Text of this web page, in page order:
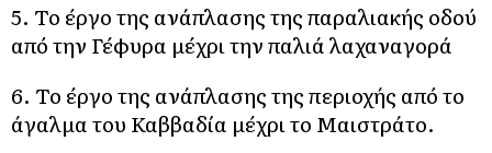
5. Το έργο της ανάπλασης της παραλιακής οδού
από την Γέφυρα μέχρι την παλιά λαχαναγορά
6. Το έργο της ανάπλασης της περιοχής από το
άγαλμα του Καββαδία μέχρι το Μαιστράτο.